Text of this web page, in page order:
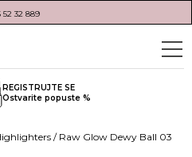
52 32 889
REGISTRUJTE SE
Ostvarite popuste %
/ Raw Glow Dewy Ball 03